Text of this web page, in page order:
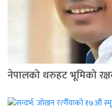
नेपालको थरुहट भूमिको